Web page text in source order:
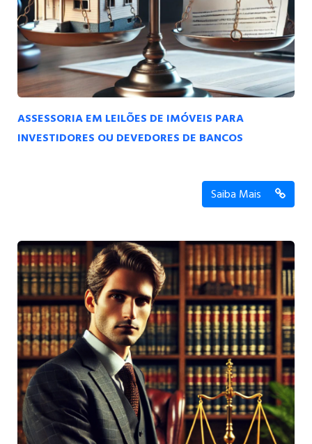
ASSESSORIA EM LEILÕES DE IMÓVEIS PARA
INVESTIDORES OU DEVEDORES DE BANCOS
Saiba Mais